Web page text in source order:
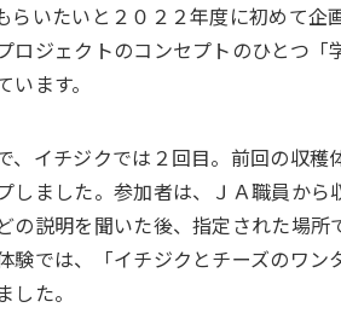
らいたいと２０２２年度に初めて企
ロジェクトのコンセプトのひとつ
ます。
、イチジクでは２回目。前回の収穫
しました。参加者は、ＪＡ職員から
の説明を聞いた後、指定された場
験では、「イチジクとチーズのワン
した。